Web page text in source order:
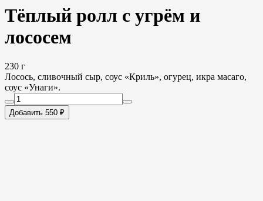
Тёплый ролл с угрём и
лососем
230 г
Лосось, сливочный сыр, соус «Криль», огурец, икра масаго,
соус «Унаги».
Добавить 550 ₽